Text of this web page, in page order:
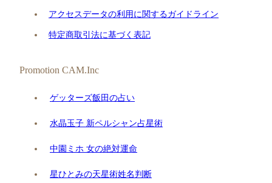
アクセスデータの利用に関するガイドライン
特定商取引法に基づく表記
Promotion CAM.Inc
ゲッターズ飯田の占い
水晶玉子 新ペルシャン占星術
中園ミホ 女の絶対運命
星ひとみの天星術姓名判断